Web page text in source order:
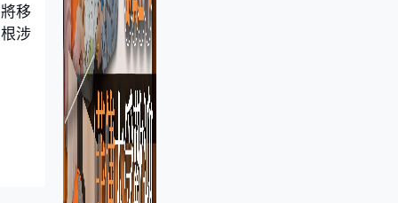
移
涉